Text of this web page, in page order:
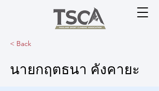
< Back
นายกฤตธนา คังคายะ